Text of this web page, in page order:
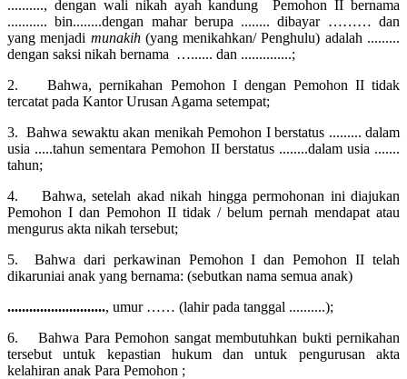
.........., dengan wali nikah ayah kandung Pemohon II bernama
........... bin........dengan mahar berupa ........ dibayar ……… dan
yang menjadi munakih(yang menikahkan/ Penghulu) adalah .........
dengan saksi nikah bernama …...... dan ..............;
2. Bahwa, pernikahan Pemohon I dengan Pemohon II tidak
tercatat pada Kantor Urusan Agama setempat;
3. Bahwa sewaktu akan menikah Pemohon I berstatus ......... dalam
usia .....tahun sementara Pemohon II berstatus ........dalam usia .......
tahun;
4. Bahwa, setelah akad nikah hingga permohonan ini diajukan
Pemohon I dan Pemohon II tidak / belum pernah mendapat atau
mengurus akta nikah tersebut;
5. Bahwa dari perkawinan Pemohon I dan Pemohon II telah
dikaruniai anak yang bernama: (sebutkan nama semua anak)
..........................., umur …… (lahir pada tanggal ..........);
6. Bahwa Para Pemohon sangat membutuhkan bukti pernikahan
tersebut untuk kepastian hukum dan untuk pengurusan akta
kelahiran anak Para Pemohon ;